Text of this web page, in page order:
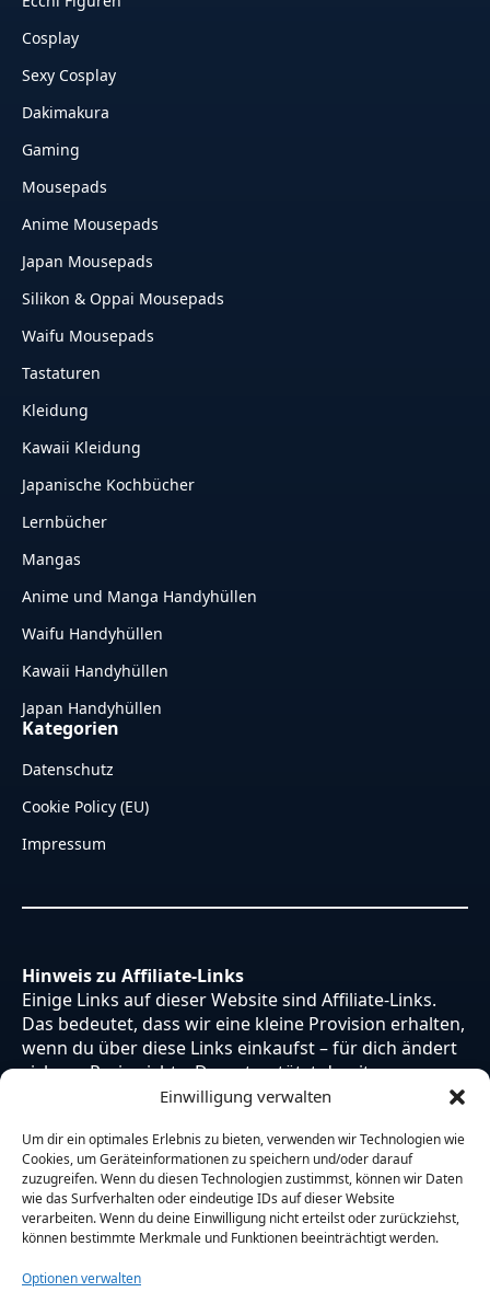
Einwilligung verwalten
Um dir ein optimales Erlebnis zu bieten, verwenden wir Technologien wie
Cookies, um Geräteinformationen zu speichern und/oder darauf
zuzugreifen. Wenn du diesen Technologien zustimmst, können wir Daten
wie das Surfverhalten oder eindeutige IDs auf dieser Website
verarbeiten. Wenn du deine Einwilligung nicht erteilst oder zurückziehst,
können bestimmte Merkmale und Funktionen beeinträchtigt werden.
Optionen verwalten
Cosplay
Sexy Cosplay
Dakimakura
Gaming
Mousepads
Anime Mousepads
Japan Mousepads
Silikon & Oppai Mousepads
Waifu Mousepads
Tastaturen
Kleidung
Kawaii Kleidung
Japanische Kochbücher
Lernbücher
Mangas
Anime und Manga Handyhüllen
Waifu Handyhüllen
Kawaii Handyhüllen
Japan Handyhüllen
Kategorien
Datenschutz
Cookie Policy (EU)
Impressum
Hinweis zu Affiliate-Links
Einige Links auf dieser Website sind Affiliate-Links.
Das bedeutet, dass wir eine kleine Provision erhalten,
wenn du über diese Links einkaufst – für dich ändert
sich am Preis nichts. Du unterstützt damit unsere
Arbeit. Vielen Dank dafür!